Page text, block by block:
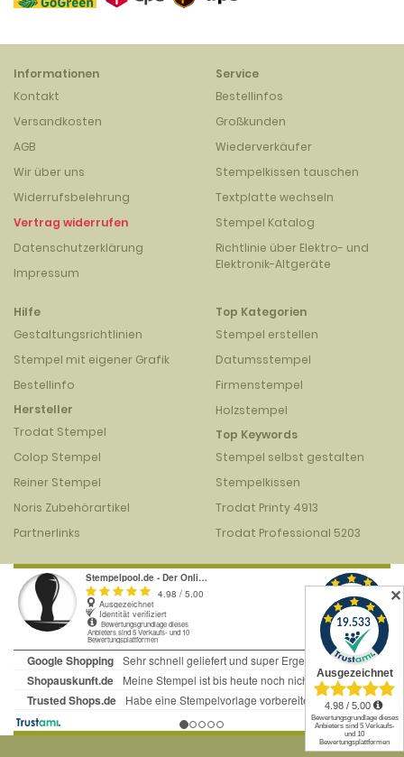
Informationen
Kontakt
Versandkosten
AGB
Wir über uns
Widerrufsbelehrung
Vertrag widerrufen
Datenschutzerklärung
Impressum
Service
Bestellinfos
Großkunden
Wiederverkäufer
Stempelkissen tauschen
Textplatte wechseln
Stempel Katalog
Richtlinie über Elektro- und
Elektronik-Altgeräte
Hilfe
Gestaltungsrichtlinien
Stempel mit eigener Grafik
Bestellinfo
Hersteller
Trodat Stempel
Colop Stempel
Reiner Stempel
Noris Zubehörartikel
Partnerlinks
Top Kategorien
Stempel erstellen
Datumsstempel
Firmenstempel
Holzstempel
Top Keywords
Stempel selbst gestalten
Stempelkissen
Trodat Printy 4913
Trodat Professional 5203
✕